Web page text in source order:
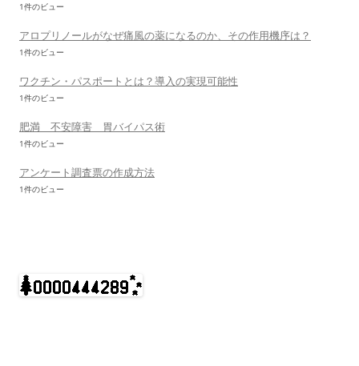
1件のビュー
アロプリノールがなぜ痛風の薬になるのか、その作用機序は？
1件のビュー
ワクチン・パスポートとは？導入の実現可能性
1件のビュー
肥満 不安障害 胃バイパス術
1件のビュー
アンケート調査票の作成方法
1件のビュー